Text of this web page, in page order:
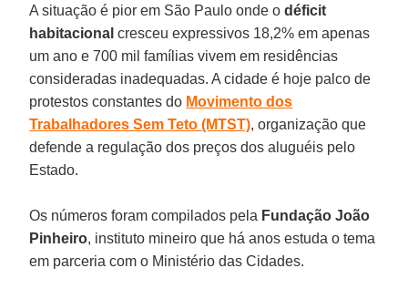
A situação é pior em São Paulo onde odéficit
habitacional cresceu expressivos 18,2% em apenas
um ano e 700 mil famílias vivem em residências
consideradas inadequadas. A cidade é hoje palco de
protestos constantes do Movimento dos
Trabalhadores Sem Teto (MTST), organização que
defende a regulação dos preços dos aluguéis pelo
Estado.
Os números foram compilados pela Fundação João
Pinheiro, instituto mineiro que há anos estuda o tema
em parceria com o Ministério das Cidades.